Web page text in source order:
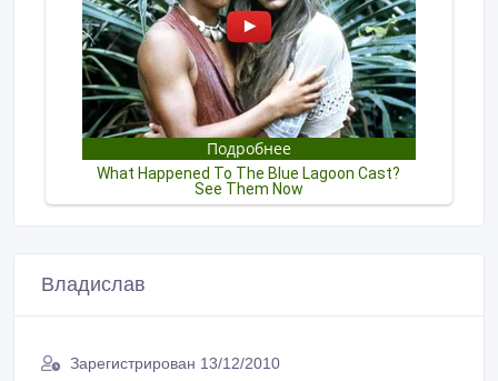
Владислав
Зарегистрирован 13/12/2010